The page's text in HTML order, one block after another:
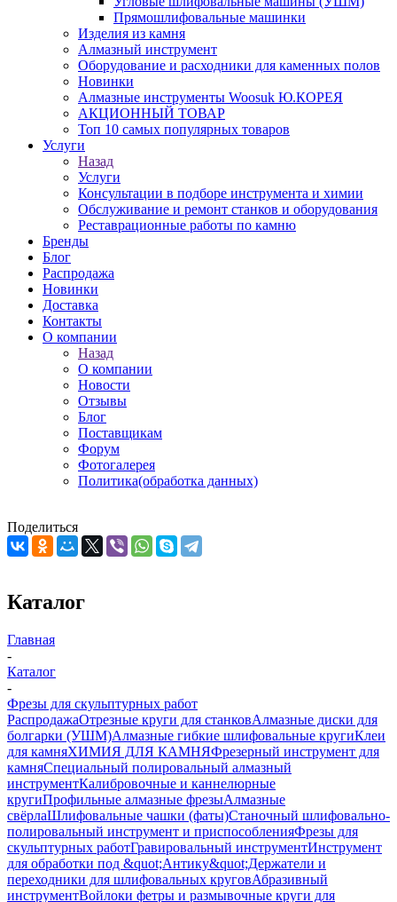
Прямошлифовальные машинки
Изделия из камня
Алмазный инструмент
Оборудование и расходники для каменных полов
Новинки
Алмазные инструменты Woosuk Ю.КОРЕЯ
АКЦИОННЫЙ ТОВАР
Топ 10 самых популярных товаров
Услуги
Назад
Услуги
Консультации в подборе инструмента и химии
Обслуживание и ремонт станков и оборудования
Реставрационные работы по камню
Бренды
Блог
Распродажа
Новинки
Доставка
Контакты
О компании
Назад
О компании
Новости
Отзывы
Блог
Поставщикам
Форум
Фотогалерея
Политика(обработка данных)
Поделиться
Каталог
Главная
-
Каталог
-
Фрезы для скульптурных работ
РаспродажаОтрезные круги для станковАлмазные диски для
болгарки (УШМ)Алмазные гибкие шлифовальные кругиКлеи
для камняХИМИЯ ДЛЯ КАМНЯФрезерный инструмент для
камняСпециальный полировальный алмазный
инструментКалибровочные и каннелюрные
кругиПрофильные алмазные фрезыАлмазные
свёрлаШлифовальные чашки (фаты)Станочный шлифовально-
полировальный инструмент и приспособленияФрезы для
скульптурных работГравировальный инструментИнструмент
для обработки под &quot;Антику&quot;Держатели и
переходники для шлифовальных круговАбразивный
инструментВойлоки фетры и размывочные круги для